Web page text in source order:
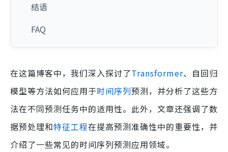
结语
FAQ
在这篇博客中，我们深入探讨了Transformer、自回归
模型等方法如何应用于时间序列预测，并分析了这些方
法在不同预测任务中的适用性。此外，文章还强调了数
据预处理和特征工程在提高预测准确性中的重要性，并
介绍了一些常见的时间序列预测应用领域。